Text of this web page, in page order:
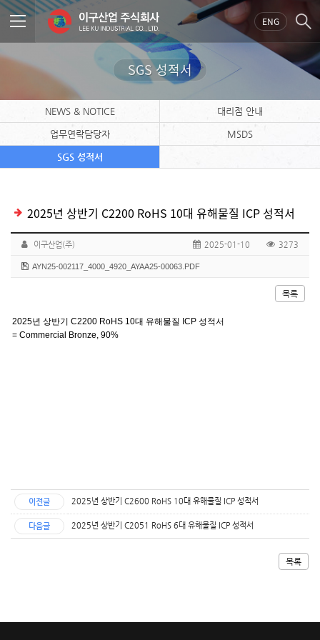
ENG
SGS 성적서
NEWS & NOTICE 대리점 안내
업무연락담당자 MSDS
SGS 성적서
2025년 상반기 C2200 RoHS 10대 유해물질 ICP 성적서
이구산업(주) 2025-01-10 3273
AYN25-002117_4000_4920_AYAA25-00063.PDF
목록
2025년 상반기 C2200 RoHS 10대 유해물질 ICP성적서
= Commercial Bronze, 90%
이전글 2025년 상반기 C2600 RoHS 10대 유해물질 ICP 성적서
다음글 2025년 상반기 C2051 RoHS 6대 유해물질 ICP 성적서
목록